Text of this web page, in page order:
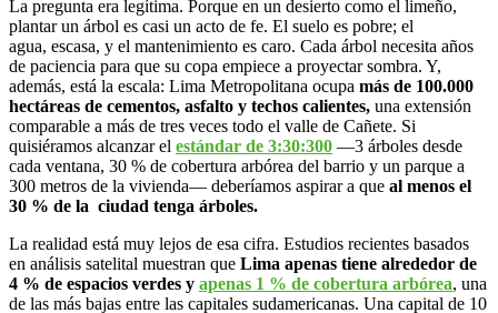
La pregunta era legítima. Porque en un desierto como el limeño,
plantar un árbol es casi un acto de fe. El suelo es pobre; el
agua, escasa, y el mantenimiento es caro. Cada árbol necesita años
de paciencia para que su copa empiece a proyectar sombra. Y,
además, está la escala: Lima Metropolitana ocupa más de 100.000
hectáreas de cementos, asfalto y techos calientes, una extensión
comparable a más de tres veces todo el valle de Cañete. Si
quisiéramos alcanzar el estándar de 3:30:300 —3 árboles desde
cada ventana, 30 % de cobertura arbórea del barrio y un parque a
300 metros de la vivienda— deberíamos aspirar a que al menos el
30 % de la ciudad tenga árboles.
La realidad está muy lejos de esa cifra. Estudios recientes basados
en análisis satelital muestran que Lima apenas tiene alrededor de
4 % de espacios verdes y apenas 1 % de cobertura arbórea, una
de las más bajas entre las capitales sudamericanas. Una capital de 10